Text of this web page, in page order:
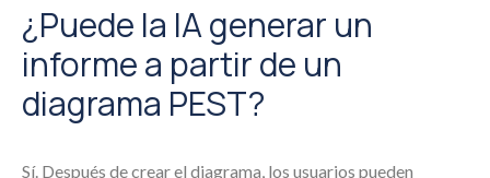
¿Puede la IA generar un
informe a partir de un
diagrama PEST?
Sí. Después de crear el diagrama, los usuarios pueden